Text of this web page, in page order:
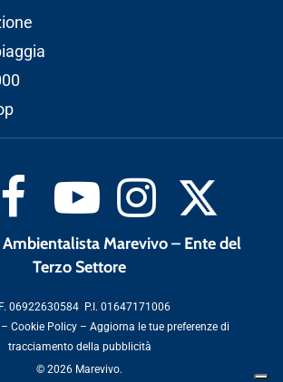
Marevivo – Ente del
Terzo Settore
06922630584 P.I. 01647171006
–Cookie Policy –Aggiorna le tue preferenze di
tracciamento della pubblicità
© 2026 Marevivo.